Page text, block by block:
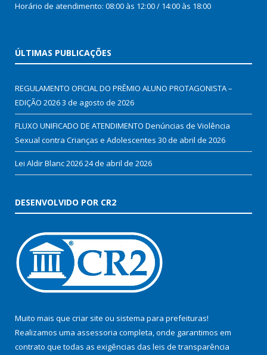
Horário de atendimento: 08:00 às 12:00 / 14:00 às 18:00
ÚLTIMAS PUBLICAÇÕES
REGULAMENTO OFICIAL DO PRÊMIO ALUNO PROTAGONISTA –
EDIÇÃO 20263 de agosto de 2026
FLUXO UNIFICADO DE ATENDIMENTO Denúncias de Violência
Sexual contra Crianças e Adolescentes 30 de abril de 2026
Lei Aldir Blanc 202624 de abril de 2026
DESENVOLVIDO POR CR2
Muito mais que criar site ou sistema para prefeituras!
Realizamos uma assessoria completa, onde garantimos em
contrato que todas as exigências das leis de transparência